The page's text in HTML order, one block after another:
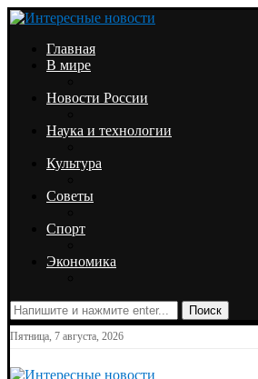
Главная
В мире
Новости России
Наука и технологии
Культура
Советы
Спорт
Экономика
Поиск
Пятница, 7 августа, 2026